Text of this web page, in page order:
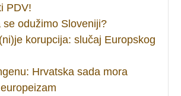
PDV!
se odužimo Sloveniji?
korupcija: slučaj Europskog
Hrvatska sada mora